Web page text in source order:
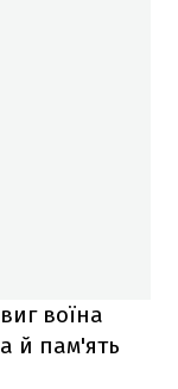
воїна
й пам'ять